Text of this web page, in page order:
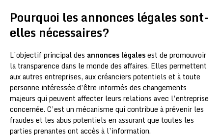
Pourquoi les annonces légales sont-
elles nécessaires?
L’objectif principal des annonces légalesest de promouvoir
la transparence dans le monde des affaires. Elles permettent
aux autres entreprises, aux créanciers potentiels et à toute
personne intéressée d’être informés des changements
majeurs qui peuvent affecter leurs relations avec l’entreprise
concernée. C’est un mécanisme qui contribue à prévenir les
fraudes et les abus potentiels en assurant que toutes les
parties prenantes ont accès à l’information.